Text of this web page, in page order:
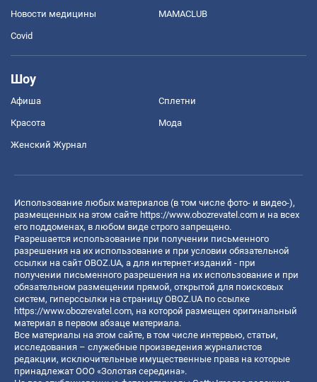
Новости медицины MAMACLUB
Covid
Шоу
Афиша Сплетни
Красота Мода
Женский Журнал
Использование любых материалов (в том числе фото- и видео-),
размещенных на этом сайте https://www.obozrevatel.com и на всех
его поддоменах, в любом виде строго запрещено.
Разрешается использование при получении письменного
разрешения на их использование и при условии обязательной
ссылки на сайт OBOZ.UA, а для интернет-изданий - при
получении письменного разрешения на их использование и при
обязательном размещении прямой, открытой для поисковых
систем, гиперссылки на страницу OBOZ.UA по ссылке
https://www.obozrevatel.com, на которой размещен оригинальный
материал в первом абзаце материала.
Все материалы на этом сайте, в том числе интервью, статьи,
исследования – служебные произведения журналистов
редакции, исключительные имущественные права на которые
принадлежат ООО «Золотая середина».